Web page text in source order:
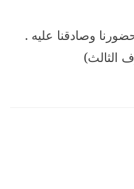
وصادقنا عليه .
الثالث)